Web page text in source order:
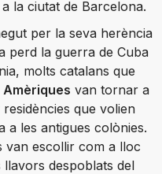
la ciutat de Barcelona.
per la seva herència
perd la guerra de Cuba
molts catalans que
Amèriques van tornar a
que volien
a les antigues colònies.
van escollir com a lloc
despoblats del